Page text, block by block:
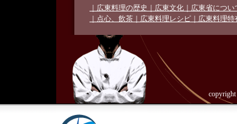
｜広東料理の歴史 ｜広東文化 ｜広東省につい
｜点心、飲茶 ｜広東料理レシピ ｜広東料理特